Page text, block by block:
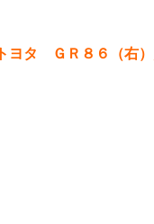
トヨタ ＧＲ８６（右）